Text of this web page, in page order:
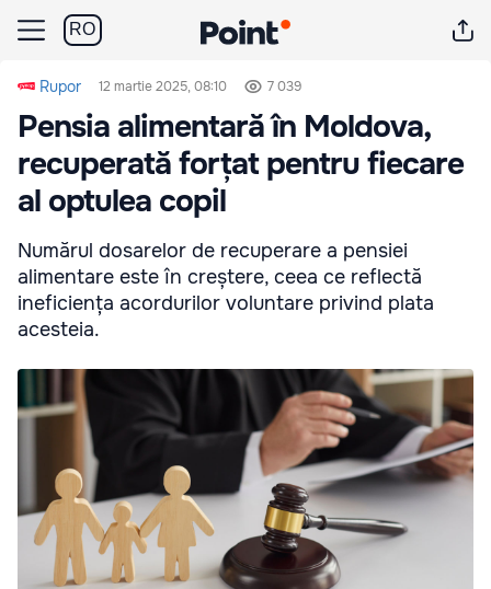
RO
Rupor 12 martie 2025, 08:10 7 039
Pensia alimentară în Moldova,
recuperată forțat pentru fiecare
al optulea copil
Numărul dosarelor de recuperare a pensiei
alimentare este în creștere, ceea ce reflectă
ineficiența acordurilor voluntare privind plata
acesteia.